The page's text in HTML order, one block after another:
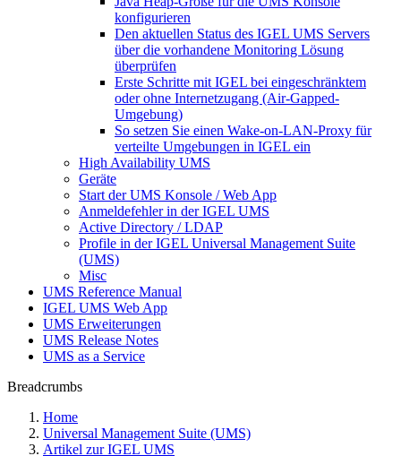
konfigurieren
Den aktuellen Status des IGEL UMS Servers
über die vorhandene Monitoring Lösung
überprüfen
Erste Schritte mit IGEL bei eingeschränktem
oder ohne Internetzugang (Air-Gapped-
Umgebung)
So setzen Sie einen Wake-on-LAN-Proxy für
verteilte Umgebungen in IGEL ein
High Availability UMS
Geräte
Start der UMS Konsole / Web App
Anmeldefehler in der IGEL UMS
Active Directory / LDAP
Profile in der IGEL Universal Management Suite
(UMS)
Misc
UMS Reference Manual
IGEL UMS Web App
UMS Erweiterungen
UMS Release Notes
UMS as a Service
Breadcrumbs
Home
Universal Management Suite (UMS)
Artikel zur IGEL UMS